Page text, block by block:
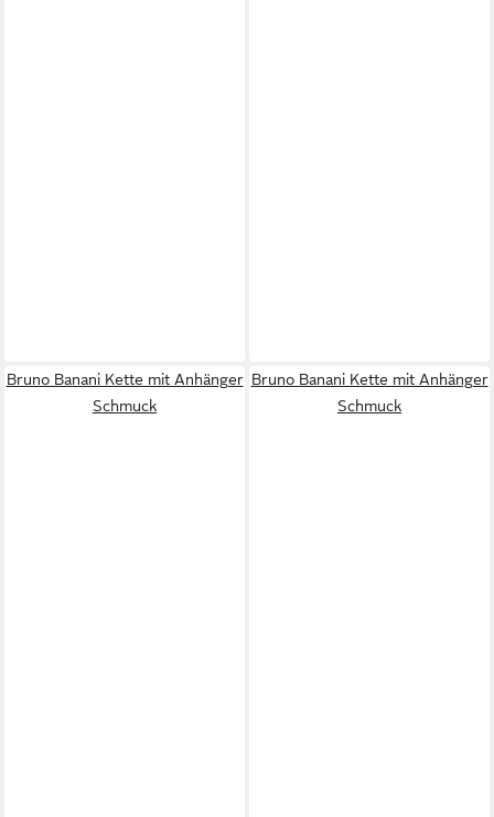
Bruno Banani Kette mit Anhänger
Schmuck
Bruno Banani Kette mit Anhänger
Schmuck